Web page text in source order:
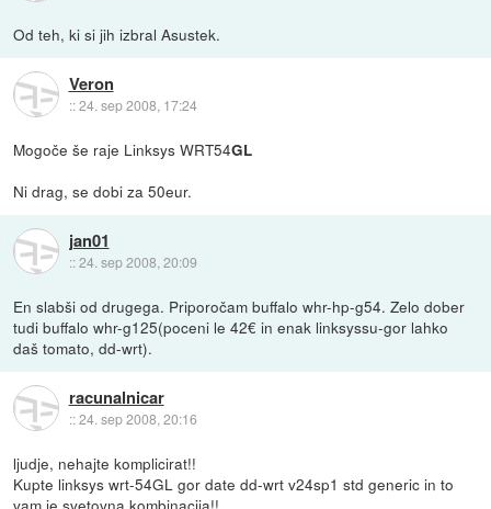
Od teh, ki si jih izbral Asustek.
Veron
::24. sep 2008, 17:24
Mogoče še raje Linksys WRT54GL
Ni drag, se dobi za 50eur.
jan01
::24. sep 2008, 20:09
En slabši od drugega. Priporočam buffalo whr-hp-g54. Zelo dober
tudi buffalo whr-g125(poceni le 42€ in enak linksyssu-gor lahko
daš tomato, dd-wrt).
racunalnicar
::24. sep 2008, 20:16
ljudje, nehajte komplicirat!!
Kupte linksys wrt-54GL gor date dd-wrt v24sp1 std generic in to
vam je svetovna kombinacija!!